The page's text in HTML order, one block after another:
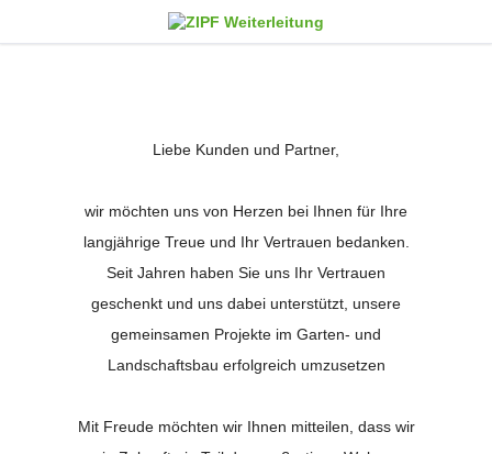
Liebe Kunden und Partner,
wir möchten uns von Herzen bei Ihnen für Ihre
langjährige Treue und Ihr Vertrauen bedanken.
Seit Jahren haben Sie uns Ihr Vertrauen
geschenkt und uns dabei unterstützt, unsere
gemeinsamen Projekte im Garten- und
Landschaftsbau erfolgreich umzusetzen
Mit Freude möchten wir Ihnen mitteilen, dass wir